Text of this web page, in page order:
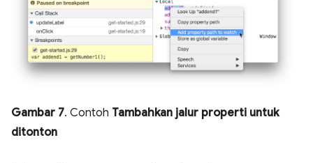
Gambar 7. Contoh Tambahkan jalur properti untuk
ditonton